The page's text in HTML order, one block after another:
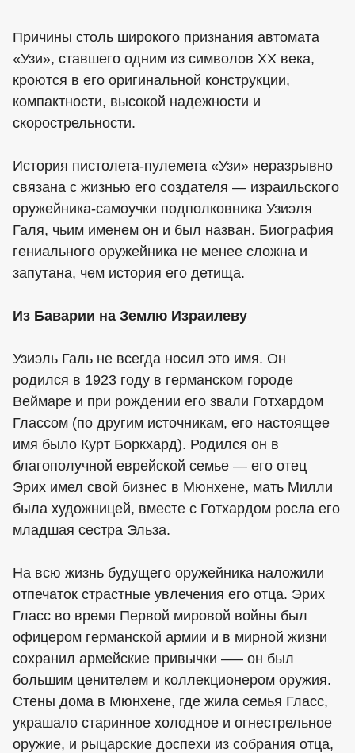
Причины столь широкого признания автомата
«Узи», ставшего одним из символов ХХ века,
кроются в его оригинальной конструкции,
компактности, высокой надежности и
скорострельности.
История пистолета-пулемета «Узи» неразрывно
связана с жизнью его создателя — израильского
оружейника-самоучки подполковника Узиэля
Галя, чьим именем он и был назван. Биография
гениального оружейника не менее сложна и
запутана, чем история его детища.
Из Баварии на Землю Израилеву
Узиэль Галь не всегда носил это имя. Он
родился в 1923 году в германском городе
Веймаре и при рождении его звали Готхардом
Глассом (по другим источникам, его настоящее
имя было Курт Боркхард). Родился он в
благополучной еврейской семье — его отец
Эрих имел свой бизнес в Мюнхене, мать Милли
была художницей, вместе с Готхардом росла его
младшая сестра Эльза.
На всю жизнь будущего оружейника наложили
отпечаток страстные увлечения его отца. Эрих
Гласс во время Первой мировой войны был
офицером германской армии и в мирной жизни
сохранил армейские привычки —– он был
большим ценителем и коллекционером оружия.
Стены дома в Мюнхене, где жила семья Гласс,
украшало старинное холодное и огнестрельное
оружие, и рыцарские доспехи из собрания отца,